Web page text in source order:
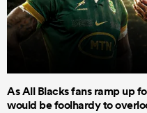
As All Blacks fans ramp up
would be foolhardy to